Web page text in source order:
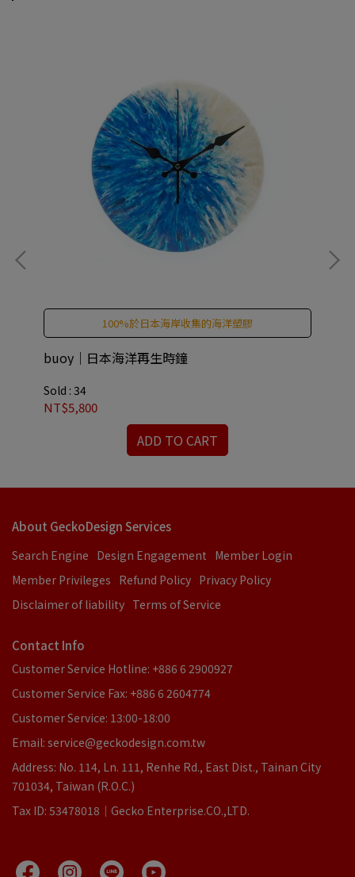
100%於日本海岸收集的海洋塑膠
buoy｜日本海洋再生時鐘
Sold : 34
NT$5,800
ADD TO CART
About GeckoDesign Services
Search Engine Design Engagement Member Login
Member Privileges Refund Policy Privacy Policy
Disclaimer of liability Terms of Service
Contact Info
Customer Service Hotline: +886 6 2900927
Customer Service Fax: +886 6 2604774
Customer Service: 13:00-18:00
Email: service@geckodesign.com.tw
Address: No. 114, Ln. 111, Renhe Rd., East Dist., Tainan City
701034, Taiwan (R.O.C.)
Tax ID: 53478018｜Gecko Enterprise.CO.,LTD.